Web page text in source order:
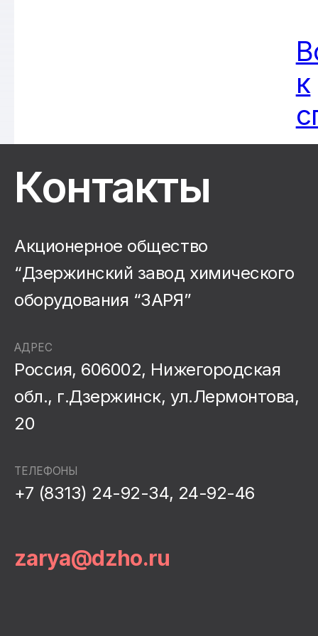
к
Контакты
Акционерное общество
“Дзержинский завод химического
оборудования “ЗАРЯ”
АДРЕС
Россия, 606002, Нижегородская
обл., г.Дзержинск, ул.Лермонтова,
20
ТЕЛЕФОНЫ
+7 (8313) 24-92-34, 24-92-46
zarya@dzho.ru